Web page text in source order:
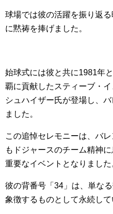
球場では彼の活躍を振り返
に黙祷を捧げました。
始球式には彼と共に1981年
覇に貢献したスティーブ・
シュハイザー氏が登場し、
ました。
この追悼セレモニーは、バ
もドジャースのチーム精神
重要なイベントとなりました
彼の背番号「34」は、単な
象徴するものとして永続して